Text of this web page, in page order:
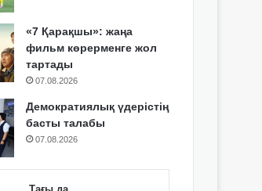
«7 Қарақшы»: жаңа
фильм көрерменге жол
тартады
07.08.2026
Демократиялық үдерістің
басты талабы
07.08.2026